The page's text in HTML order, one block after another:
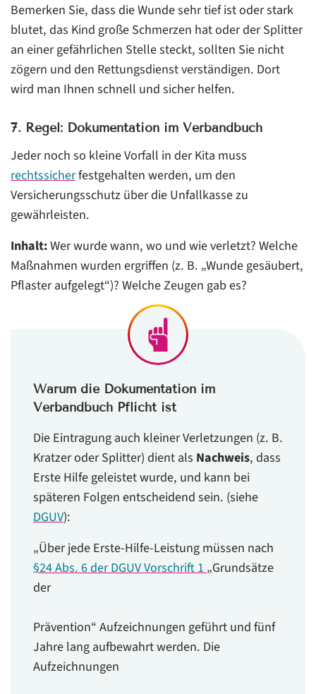
Bemerken Sie, dass die Wunde sehr tief ist oder stark
blutet, das Kind große Schmerzen hat oder der Splitter
an einer gefährlichen Stelle steckt, sollten Sie nicht
zögern und den Rettungsdienst verständigen. Dort
wird man Ihnen schnell und sicher helfen.
7. Regel: Dokumentation im Verbandbuch
Jeder noch so kleine Vorfall in der Kita muss
rechtssicherfestgehalten werden, um den
Versicherungsschutz über die Unfallkasse zu
gewährleisten.
Inhalt:Wer wurde wann, wo und wie verletzt? Welche
Maßnahmen wurden ergriffen (z. B. „Wunde gesäubert,
Pflaster aufgelegt“)? Welche Zeugen gab es?
Warum die Dokumentation im
Verbandbuch Pflicht ist
Die Eintragung auch kleiner Verletzungen (z. B.
Kratzer oder Splitter) dient als Nachweis, dass
Erste Hilfe geleistet wurde, und kann bei
späteren Folgen entscheidend sein. (siehe
DGUV):
„Über jede Erste-Hilfe-Leistung müssen nach
§24 Abs. 6 der DGUV Vorschrift 1„Grundsätze
der
Prävention“ Aufzeichnungen geführt und fünf
Jahre lang aufbewahrt werden. Die
Aufzeichnungen